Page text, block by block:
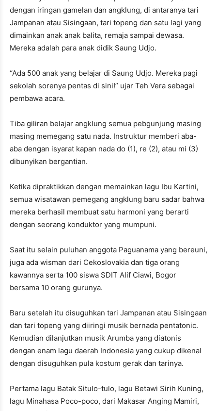
dengan iringan gamelan dan angklung, di antaranya tari
Jampanan atau Sisingaan, tari topeng dan satu lagi yang
dimainkan anak anak balita, remaja sampai dewasa.
Mereka adalah para anak didik Saung Udjo.
“Ada 500 anak yang belajar di Saung Udjo. Mereka pagi
sekolah sorenya pentas di sini!” ujar Teh Vera sebagai
pembawa acara.
Tiba giliran belajar angklung semua pebgunjung masing
masing memegang satu nada. Instruktur memberi aba-
aba dengan isyarat kapan nada do (1), re (2), atau mi (3)
dibunyikan bergantian.
Ketika dipraktikkan dengan memainkan lagu Ibu Kartini,
semua wisatawan pemegang angklung baru sadar bahwa
mereka berhasil membuat satu harmoni yang berarti
dengan seorang konduktor yang mumpuni.
Saat itu selain puluhan anggota Paguanama yang bereuni,
juga ada wisman dari Cekoslovakia dan tiga orang
kawannya serta 100 siswa SDIT Alif Ciawi, Bogor
bersama 10 orang gurunya.
Baru setelah itu disuguhkan tari Jampanan atau Sisingaan
dan tari topeng yang diiringi musik bernada pentatonic.
Kemudian dilanjutkan musik Arumba yang diatonis
dengan enam lagu daerah Indonesia yang cukup dikenal
dengan disuguhkan pula kostum gerak dan tarinya.
Pertama lagu Batak Situlo-tulo, lagu Betawi Sirih Kuning,
lagu Minahasa Poco-poco, dari Makasar Anging Mamiri,